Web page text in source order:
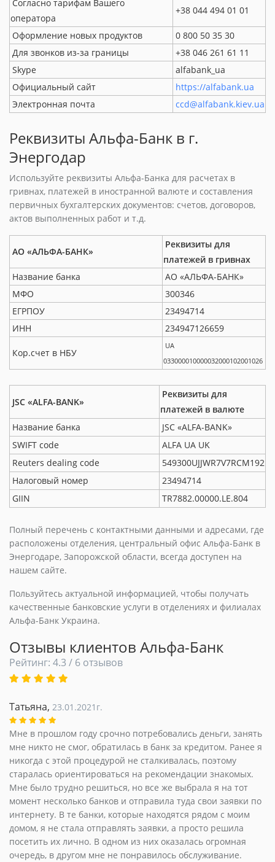
Согласно тарифам Вашего
оператора
+38 044 494 01 01
Оформление новых продуктов
0 800 50 35 30
Для звонков из-за границы
+38 046 261 61 11
Skype
alfabank_ua
Официальный сайт
https://alfabank.ua
Электронная почта
ccd@alfabank.kiev.ua
Реквизиты Альфа-Банк в г.
Энергодар
Используйте реквизиты Альфа-Банка для расчетах в
гривнах, платежей в иностранной валюте и составления
первичных бухгалтерских документов: счетов, договоров,
актов выполненных работ и т.д.
АО «АЛЬФА-БАНК»
Реквизиты для
платежей в гривнах
Название банка
АО «АЛЬФА-БАНК»
МФО
300346
ЕГРПОУ
23494714
ИНН
234947126659
Кор.счет в НБУ
UA
033000010000032000102001026
JSC «ALFA-BANK»
Реквизиты для
платежей в валюте
Название банка
JSC «ALFA-BANK»
SWIFT code
ALFA UA UK
Reuters dealing code
549300UJJWR7V7RCM192
Налоговый номер
23494714
GIIN
TR7882.00000.LE.804
Полный перечень с контактными данными и адресами, где
расположены отделения, центральный офис Альфа-Банк в
Энергодаре, Запорожской области, всегда доступен на
нашем сайте.
Пользуйтесь актуальной информацией, чтобы получать
качественные банковские услуги в отделениях и филиалах
Альфа-Банк Украина.
Отзывы клиентов Альфа-Банк
Рейтинг: 4.3 / 6 отзывов
Татьяна, 23.01.2021г.
Мне в прошлом году срочно потребовались деньги, занять
мне никто не смог, обратилась в банк за кредитом. Ранее я
никогда с этой процедурой не сталкивалась, поэтому
старалась ориентироваться на рекомендации знакомых.
Мне было трудно решиться, но все же выбрала я на тот
момент несколько банков и отправила туда свои заявки по
интернету. В те банки, которые находятся рядом с моим
домом, я не стала отправлять заявки, а просто решила
посетить их лично. В одном из них оказалась огромная
очередь, в другом мне не понравилось обслуживание.